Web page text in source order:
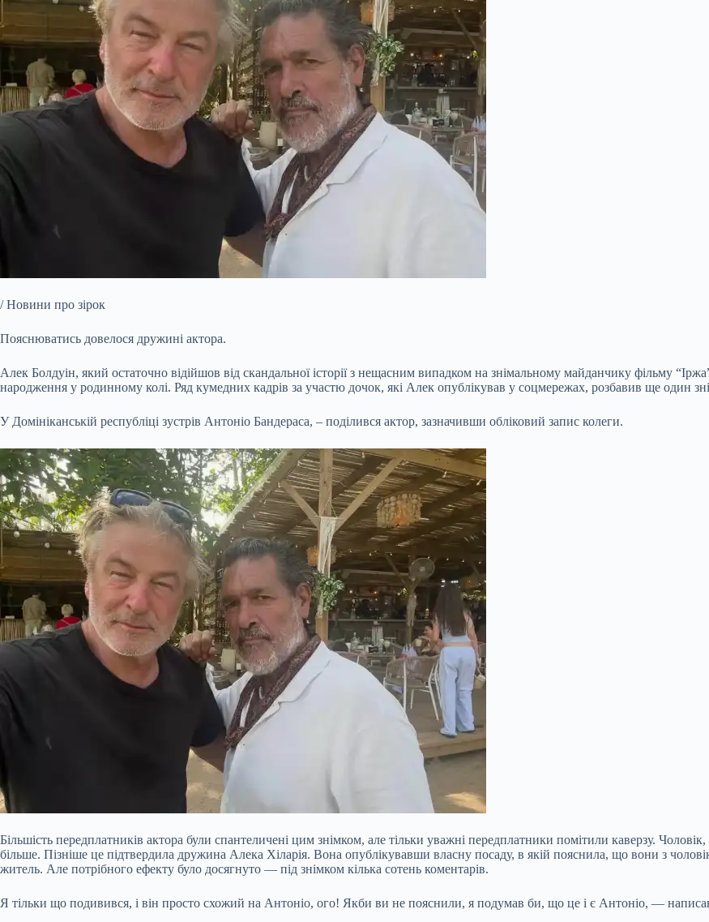
/ Новини про зірок
Пояснюватись довелося дружині актора.
Алек Болдуін, який остаточно відійшов від скандальної історії з нещасним випадком на знімальному майданчику фільму
народження у родинному колі. Ряд кумедних кадрів за участю дочок, які Алек опублікував у соцмережах, розбавив ще один
У Домініканській республіці зустрів Антоніо Бандераса, – поділився актор, зазначивши обліковий запис колеги.
Більшість передплатників актора були спантеличені цим знімком, але тільки уважні передплатники помітили каверзу.
більше. Пізніше це підтвердила дружина Алека Хіларія. Вона опублікувавши власну посаду, в якій пояснила, що вони з
житель. Але потрібного ефекту було досягнуто — під знімком кілька сотень коментарів.
Я тільки що подивився, і він просто схожий на Антоніо, ого! Якби ви не пояснили, я подумав би, що це і є Антоніо, — написав